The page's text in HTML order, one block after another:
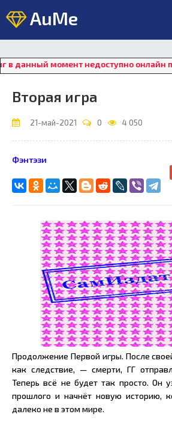
AuMe
момент недоступно онлайн
Вторая игра
21-май-2021 0 4 050
Фэнтэзи
Продолжение Первой игры. После
как следствие, — смерти, ГГ
Теперь всё не будет так просто. Он
прошлого и начнёт новую историю,
далеко не в этом мире.